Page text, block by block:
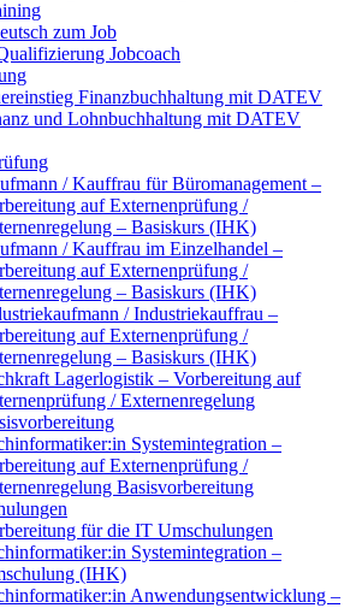
zum Job
Jobcoach
Finanzbuchhaltung mit DATEV
und Lohnbuchhaltung mit DATEV
/ Kauffrau für Büromanagement –
auf Externenprüfung /
– Basiskurs (IHK)
/ Kauffrau im Einzelhandel –
auf Externenprüfung /
– Basiskurs (IHK)
/ Industriekauffrau –
auf Externenprüfung /
– Basiskurs (IHK)
Lagerlogistik – Vorbereitung auf
/ Externenregelung
Systemintegration –
auf Externenprüfung /
Basisvorbereitung
für die IT Umschulungen
Systemintegration –
(IHK)
Anwendungsentwicklung –